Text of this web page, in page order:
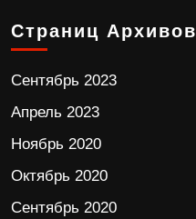
Страниц Архивов
Сентябрь 2023
Апрель 2023
Ноябрь 2020
Октябрь 2020
Сентябрь 2020